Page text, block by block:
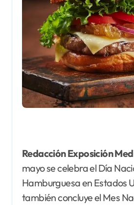
Redacción Exposición
mayo se celebra el Día
Hamburguesa en Estados
también concluye el Mes